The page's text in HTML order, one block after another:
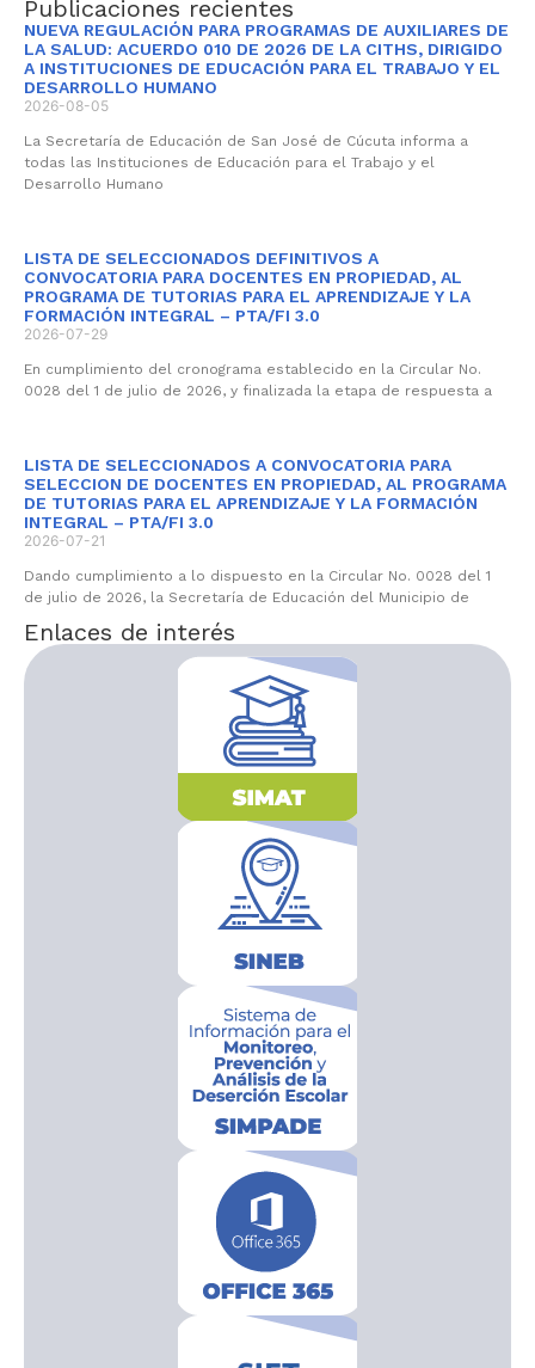
Publicaciones recientes
NUEVA REGULACIÓN PARA PROGRAMAS DE AUXILIARES DE
LA SALUD: ACUERDO 010 DE 2026 DE LA CITHS, DIRIGIDO
A INSTITUCIONES DE EDUCACIÓN PARA EL TRABAJO Y EL
DESARROLLO HUMANO
2026-08-05
La Secretaría de Educación de San José de Cúcuta informa a
todas las Instituciones de Educación para el Trabajo y el
Desarrollo Humano
LISTA DE SELECCIONADOS DEFINITIVOS A
CONVOCATORIA PARA DOCENTES EN PROPIEDAD, AL
PROGRAMA DE TUTORIAS PARA EL APRENDIZAJE Y LA
FORMACIÓN INTEGRAL – PTA/FI 3.0
2026-07-29
En cumplimiento del cronograma establecido en la Circular No.
0028 del 1 de julio de 2026, y finalizada la etapa de respuesta a
LISTA DE SELECCIONADOS A CONVOCATORIA PARA
SELECCION DE DOCENTES EN PROPIEDAD, AL PROGRAMA
DE TUTORIAS PARA EL APRENDIZAJE Y LA FORMACIÓN
INTEGRAL – PTA/FI 3.0
2026-07-21
Dando cumplimiento a lo dispuesto en la Circular No. 0028 del 1
de julio de 2026, la Secretaría de Educación del Municipio de
Enlaces de interés